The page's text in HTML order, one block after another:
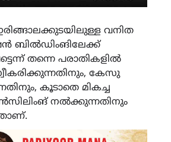
വനിത
ബില്‍ഡിംങിലേക്ക്
തന്നെ പരാതികളില്‍
കേസു
കൂടാതെ മികച്ച
നല്‍ക്കുന്നതിനും